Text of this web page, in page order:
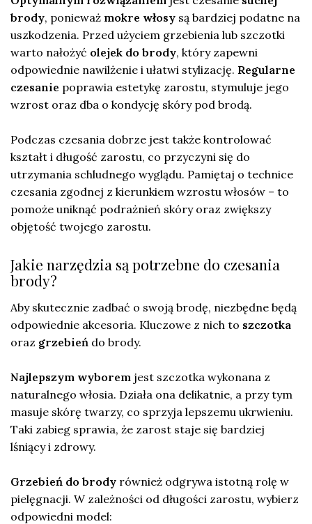
brody, ponieważ mokre włosy są bardziej podatne na
uszkodzenia. Przed użyciem grzebienia lub szczotki
warto nałożyć olejek do brody, który zapewni
odpowiednie nawilżenie i ułatwi stylizację. Regularne
czesanie poprawia estetykę zarostu, stymuluje jego
wzrost oraz dba o kondycję skóry pod brodą.
Podczas czesania dobrze jest także kontrolować
kształt i długość zarostu, co przyczyni się do
utrzymania schludnego wyglądu. Pamiętaj o technice
czesania zgodnej z kierunkiem wzrostu włosów – to
pomoże uniknąć podrażnień skóry oraz zwiększy
objętość twojego zarostu.
Jakie narzędzia są potrzebne do czesania
brody?
Aby skutecznie zadbać o swoją brodę, niezbędne będą
odpowiednie akcesoria. Kluczowe z nich to szczotka
oraz grzebień do brody.
Najlepszym wyborem jest szczotka wykonana z
naturalnego włosia. Działa ona delikatnie, a przy tym
masuje skórę twarzy, co sprzyja lepszemu ukrwieniu.
Taki zabieg sprawia, że zarost staje się bardziej
lśniący i zdrowy.
Grzebień do brody również odgrywa istotną rolę w
pielęgnacji. W zależności od długości zarostu, wybierz
odpowiedni model: